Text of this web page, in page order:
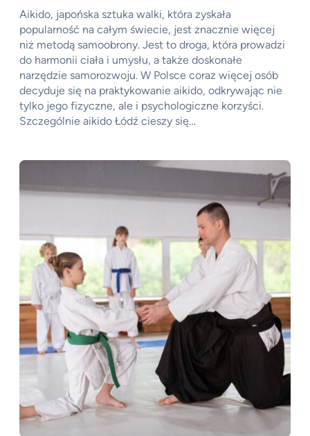
Aikido, japońska sztuka walki, która zyskała
popularność na całym świecie, jest znacznie więcej
niż metodą samoobrony. Jest to droga, która prowadzi
do harmonii ciała i umysłu, a także doskonałe
narzędzie samorozwoju. W Polsce coraz więcej osób
decyduje się na praktykowanie aikido, odkrywając nie
tylko jego fizyczne, ale i psychologiczne korzyści.
Szczególnie aikido Łódź cieszy się…